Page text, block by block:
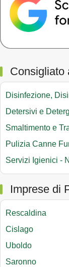
Consigliato
Disinfezione,
Detersivi e
Smaltimento e
Pulizia Canne
Servizi Igienici -
Imprese di
Rescaldina
Cislago
Uboldo
Saronno